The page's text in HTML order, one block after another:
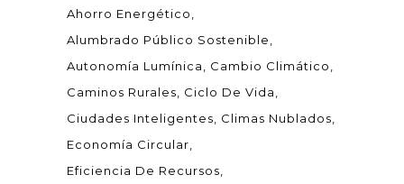
Ahorro Energético
Alumbrado Público Sostenible
Autonomía Lumínica
Cambio Climático
Caminos Rurales
Ciclo De Vida
Ciudades Inteligentes
Climas Nublados
Economía Circular
Eficiencia De Recursos